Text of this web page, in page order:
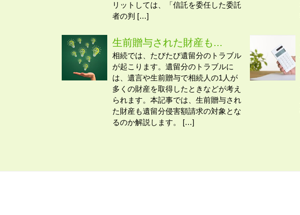
リットしては、「信託を委任した委託
者の判 […]
生前贈与された財産も...
相続では、たびたび遺留分のトラブル
が起こります。遺留分のトラブルに
は、遺言や生前贈与で相続人の1人が
多くの財産を取得したときなどが考え
られます。本記事では、生前贈与され
た財産も遺留分侵害額請求の対象とな
るのか解説します。 […]